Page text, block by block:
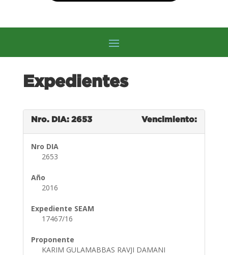
Expedientes
Nro. DIA: 2653 Vencimiento:
Nro DIA
2653
Año
2016
Expediente SEAM
17467/16
Proponente
KARIM GULAMABBAS RAVJI DAMANI